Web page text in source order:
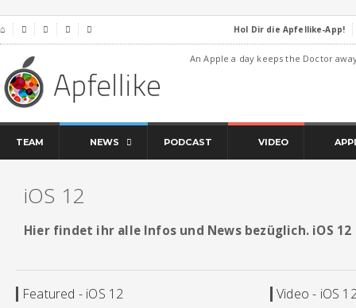
⌂     Hol Dir die Apfellike-App!
An Apple a day keeps the Doctor
TEAM NEWS PODCAST VIDEO
iOS 12
Hier findet ihr alle Infos und News bezüglich. iOS 12
Featured - iOS 12 Video - iOS